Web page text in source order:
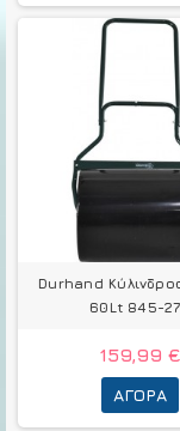
Durhand
60Lt 845-
159,99 €
ΑΓΟΡΆ